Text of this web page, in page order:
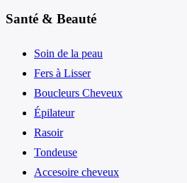
Santé & Beauté
Soin de la peau
Fers à Lisser
Boucleurs Cheveux
Épilateur
Rasoir
Tondeuse
Accesoire cheveux